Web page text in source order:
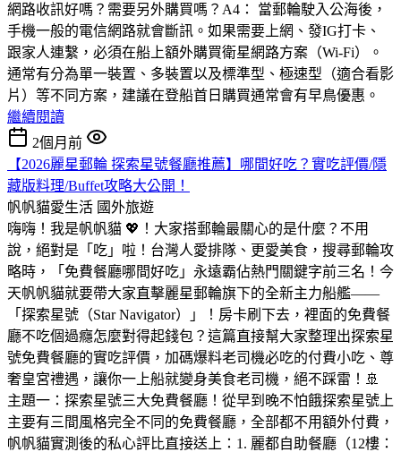
網路收訊好嗎？需要另外購買嗎？A4： 當郵輪駛入公海後，
手機一般的電信網路就會斷訊。如果需要上網、發IG打卡、
跟家人連繫，必須在船上額外購買衛星網路方案（Wi-Fi）。
通常有分為單一裝置、多裝置以及標準型、極速型（適合看影
片）等不同方案，建議在登船首日購買通常會有早鳥優惠。
繼續閱讀
2個月前
【2026麗星郵輪 探索星號餐廳推薦】哪間好吃？實吃評價/隱
藏版料理/Buffet攻略大公開！
帆帆貓愛生活 國外旅遊
嗨嗨！我是帆帆貓 💖！大家搭郵輪最關心的是什麼？不用
說，絕對是「吃」啦！台灣人愛排隊、更愛美食，搜尋郵輪攻
略時，「免費餐廳哪間好吃」永遠霸佔熱門關鍵字前三名！今
天帆帆貓就要帶大家直擊麗星郵輪旗下的全新主力船艦——
「探索星號（Star Navigator）」！房卡刷下去，裡面的免費餐
廳不吃個過癮怎麼對得起錢包？這篇直接幫大家整理出探索星
號免費餐廳的實吃評價，加碼爆料老司機必吃的付費小吃、尊
奢皇宮禮遇，讓你一上船就變身美食老司機，絕不踩雷！🚢
主題一：探索星號三大免費餐廳！從早到晚不怕餓探索星號上
主要有三間風格完全不同的免費餐廳，全部都不用額外付費，
帆帆貓實測後的私心評比直接送上：1. 麗都自助餐廳（12樓：